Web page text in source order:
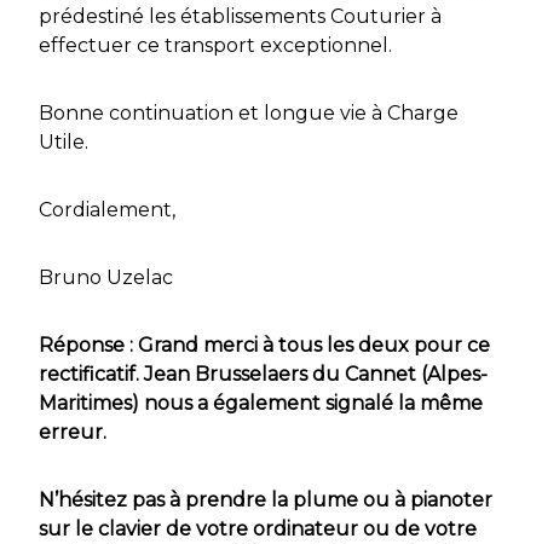
prédestiné les établissements Couturier à
effectuer ce transport exceptionnel.
Bonne continuation et longue vie à Charge
Utile.
Cordialement,
Bruno Uzelac
Réponse : Grand merci à tous les deux pour ce
rectificatif. Jean Brusselaers du Cannet (Alpes-
Maritimes) nous a également signalé la même
erreur.
N’hésitez pas à prendre la plume ou à pianoter
sur le clavier de votre ordinateur ou de votre